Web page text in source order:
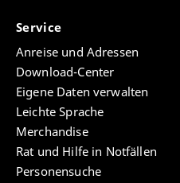
Service
Anreise und Adressen
Download-Center
Eigene Daten verwalten
Leichte Sprache
Merchandise
Rat und Hilfe in Notfällen
Personensuche